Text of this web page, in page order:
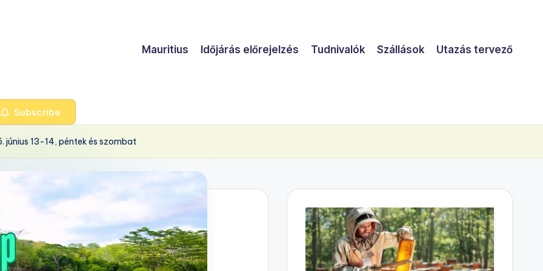
Mauritius Időjárás előrejelzés Tudnivalók Szállások Utazás tervező
Subscribe
június 13-14, péntek és szombat